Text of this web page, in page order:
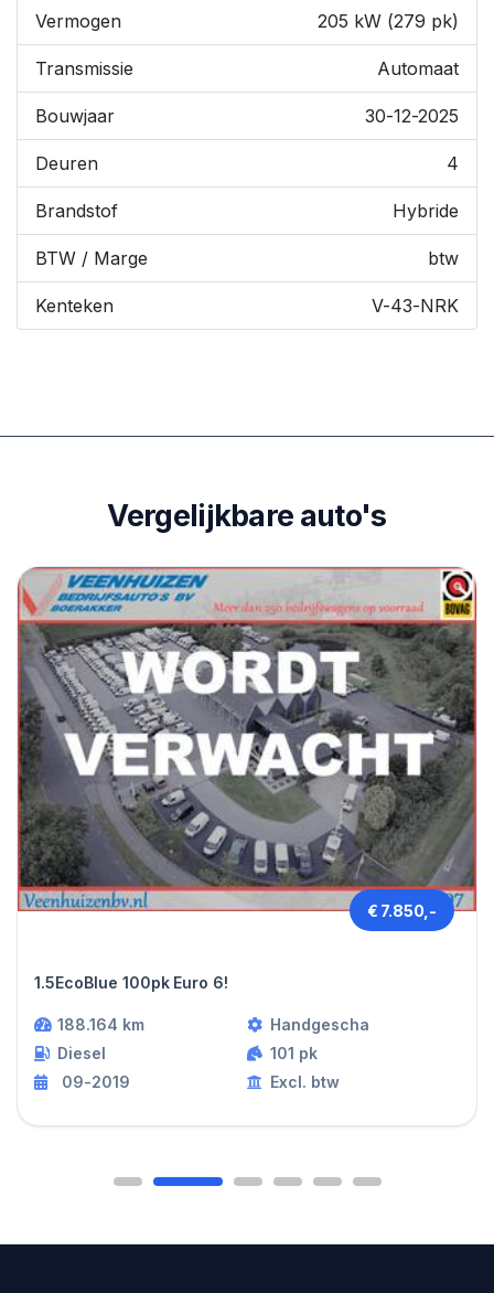
Vermogen 205 kW (279 pk)
Transmissie Automaat
Bouwjaar 30-12-2025
Deuren 4
Brandstof Hybride
BTW / Marge btw
Kenteken V-43-NRK
Vergelijkbare auto's
1.5EcoBlue 100pk Euro 6!
€ 7.850,-
188.164 km
Diesel
09-2019
Handgescha
101 pk
Excl. btw